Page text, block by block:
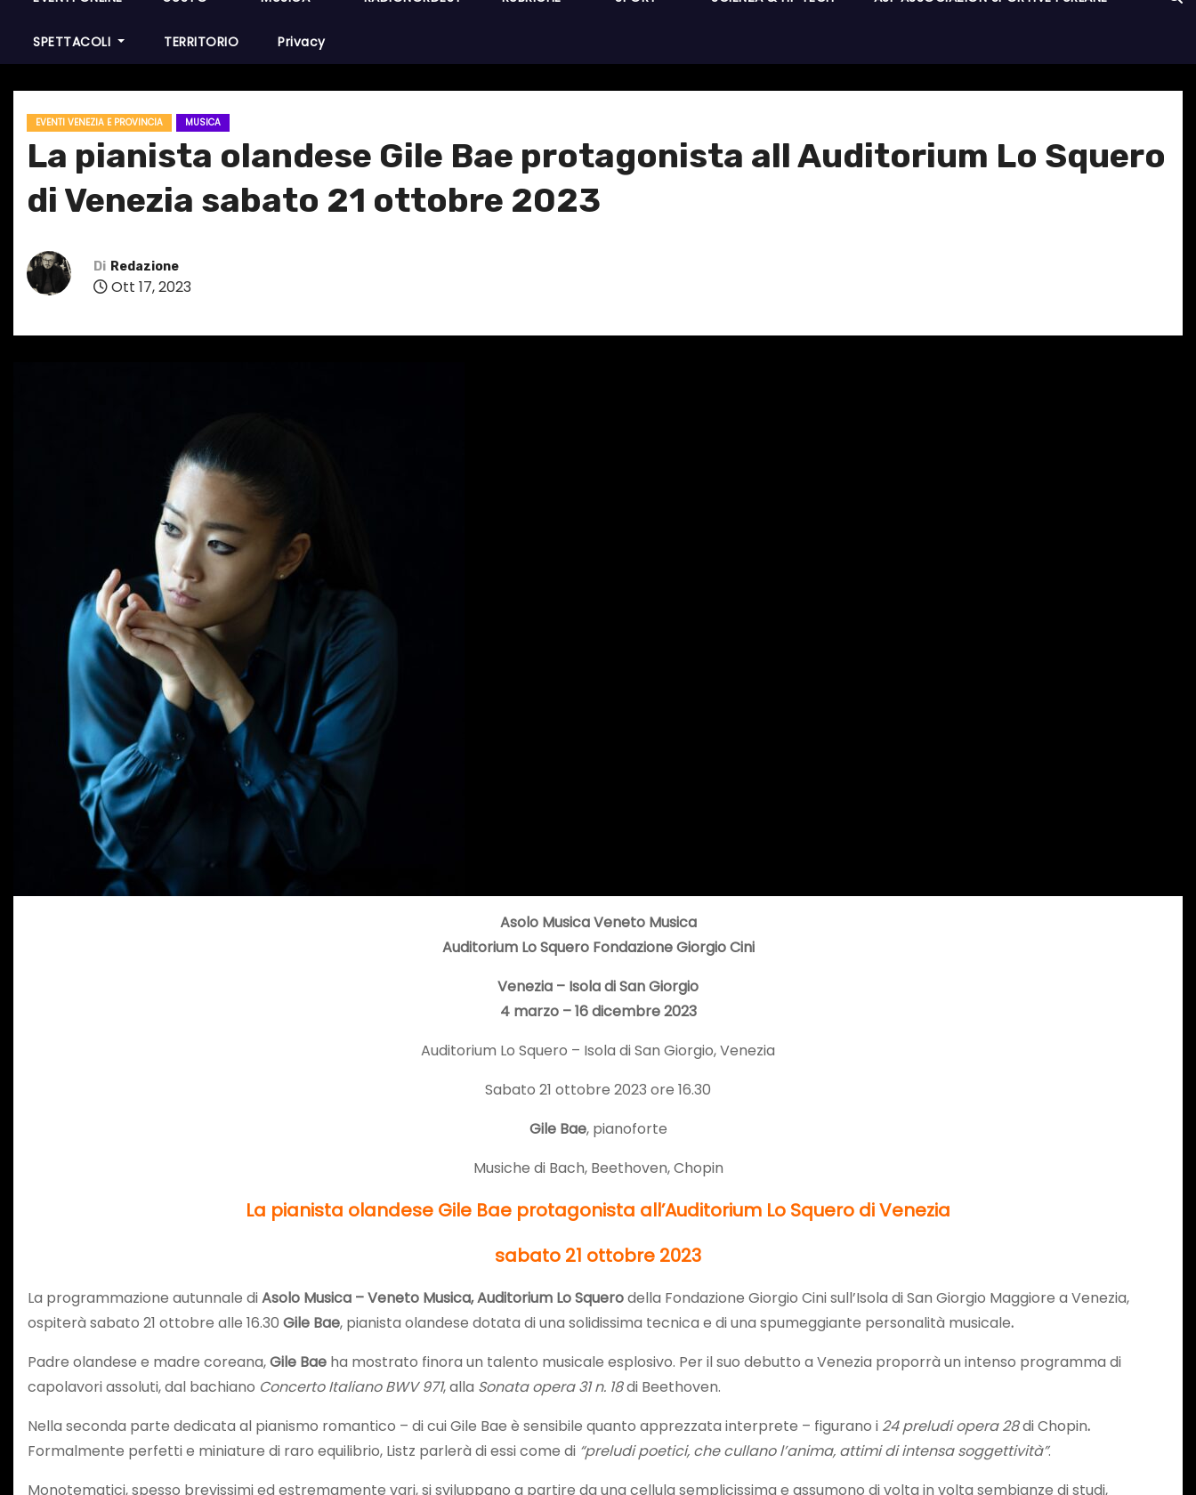
SPETTACOLI TERRITORIO Privacy
EVENTI VENEZIA E PROVINCIA MUSICA
La pianista olandese Gile Bae protagonista all Auditorium Lo Squero
di Venezia sabato 21 ottobre 2023
Di Redazione
Ott 17, 2023
Asolo Musica Veneto Musica
Auditorium Lo Squero Fondazione Giorgio Cini
Venezia – Isola di San Giorgio
4 marzo – 16 dicembre 2023
Auditorium Lo Squero – Isola di San Giorgio, Venezia
Sabato 21 ottobre 2023 ore 16.30
Gile Bae, pianoforte
Musiche di Bach, Beethoven, Chopin
La pianista olandese Gile Bae protagonista all’Auditorium Lo Squero di Venezia
sabato 21 ottobre 2023
La programmazione autunnale diAsolo Musica – Veneto Musica, Auditorium Lo Squerodella Fondazione Giorgio Cini sull’Isola di San Giorgio Maggiore a Venezia,
ospiterà sabato 21 ottobre alle 16.30 Gile Bae, pianista olandese dotata di una solidissima tecnica e di una spumeggiante personalità musicale.
Padre olandese e madre coreana,Gile Bae ha mostrato finora un talento musicale esplosivo. Per il suo debutto a Venezia proporrà un intenso programma di
capolavori assoluti, dal bachiano Concerto Italiano BWV 971, alla Sonata opera 31 n. 18di Beethoven.
Nella seconda parte dedicata al pianismo romantico – di cui Gile Bae è sensibile quanto apprezzata interprete – figurano i 24 preludi opera 28di Chopin.
Formalmente perfetti e miniature di raro equilibrio, Listz parlerà di essi come di “preludi poetici, che cullano l’anima, attimi di intensa soggettività”.
Monotematici, spesso brevissimi ed estremamente vari, si sviluppano a partire da una cellula semplicissima e assumono di volta in volta sembianze di studi,